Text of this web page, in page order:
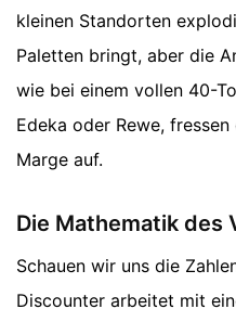
kleinen Standorten
Paletten bringt, aber die
wie bei einem vollen 40-
Edeka oder Rewe,
Marge auf.
Die Mathematik des
Schauen wir uns die
Discounter arbeitet mit